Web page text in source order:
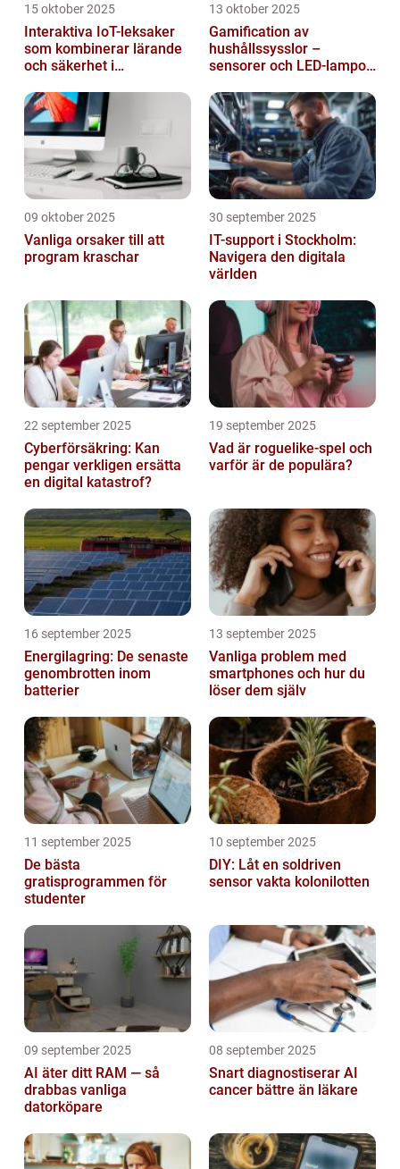
15 oktober 2025
Interaktiva IoT-leksaker
som kombinerar lärande
och säkerhet i
13 oktober 2025
Gamification av
hushållssysslor –
sensorer och LED-lampor
09 oktober 2025
Vanliga orsaker till att
program kraschar
30 september 2025
IT-support i Stockholm:
Navigera den digitala
världen
22 september 2025
Cyberförsäkring: Kan
pengar verkligen ersätta
en digital katastrof?
19 september 2025
Vad är roguelike-spel och
varför är de populära?
16 september 2025
Energilagring: De senaste
genombrotten inom
batterier
13 september 2025
Vanliga problem med
smartphones och hur du
löser dem själv
11 september 2025
De bästa
gratisprogrammen för
studenter
10 september 2025
DIY: Låt en soldriven
sensor vakta kolonilotten
09 september 2025
AI äter ditt RAM — så
drabbas vanliga
datorköpare
08 september 2025
Snart diagnostiserar AI
cancer bättre än läkare